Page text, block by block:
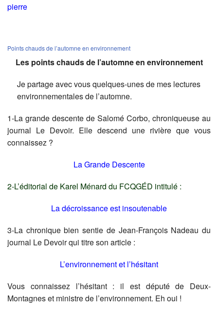
pierre
Points chauds de l’automne en environnement
Les points chauds de l’automne en environnement
Je partage avec vous quelques-unes de mes lectures
environnementales de l’automne.
1-La grande descente de Salomé Corbo, chroniqueuse au
journal Le Devoir. Elle descend une rivière que vous
connaissez ?
La Grande Descente
2-L’éditorial de Karel Ménard du FCQGÉD intitulé :
La décroissance est insoutenable
3-La chronique bien sentie de Jean-François Nadeau du
journal Le Devoir qui titre son article :
L’environnement et l’hésitant
Vous connaissez l’hésitant : il est député de Deux-
Montagnes et ministre de l’environnement. Eh oui !